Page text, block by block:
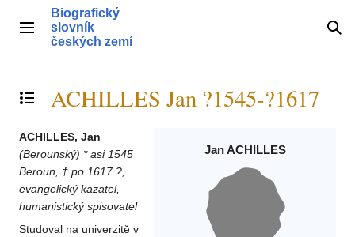
obsahHlavní menu
Biografický
slovník
českých zemí
Přepnout obsah
ACHILLES Jan ?1545-?1617
Jan ACHILLES
ACHILLES, Jan
(Berounský) * asi 1545
Beroun, † po 1617 ?,
evangelický kazatel,
humanistický spisovatel
Studoval na univerzitě v